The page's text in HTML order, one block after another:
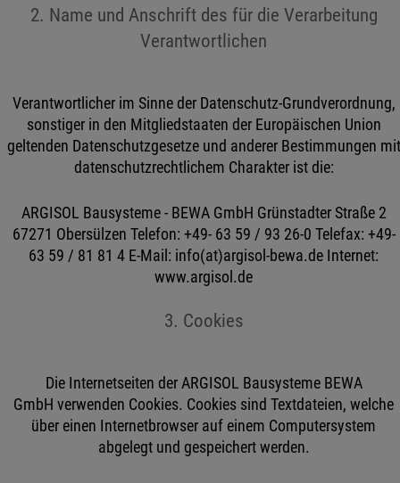
2. Name und Anschrift des für die Verarbeitung
Verantwortlichen
Verantwortlicher im Sinne der Datenschutz-Grundverordnung,
sonstiger in den Mitgliedstaaten der Europäischen Union
geltenden Datenschutzgesetze und anderer Bestimmungen mit
datenschutzrechtlichem Charakter ist die:
ARGISOL Bausysteme - BEWA GmbH Grünstadter Straße 2
67271 Obersülzen Telefon: +49- 63 59 / 93 26-0 Telefax: +49-
63 59 / 81 81 4 E-Mail: info(at)argisol-bewa.de Internet:
www.argisol.de
3. Cookies
Die Internetseiten der ARGISOL Bausysteme BEWA
GmbH verwenden Cookies. Cookies sind Textdateien, welche
über einen Internetbrowser auf einem Computersystem
abgelegt und gespeichert werden.